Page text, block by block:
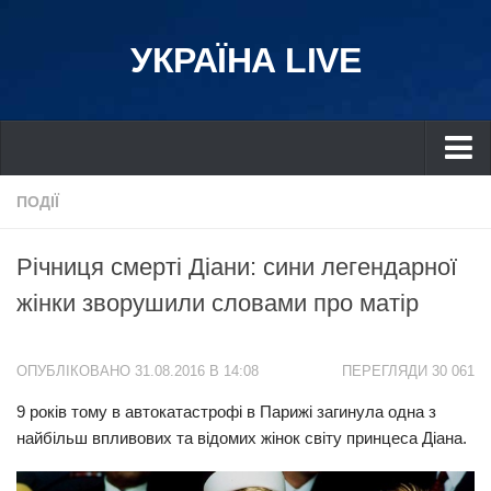
УКРАЇНА LIVE
Україна
Дніпро
Львів
Харків
Донбас
ПОДІЇ
Річниця смерті Діани: сини легендарної
жінки зворушили словами про матір
ПЕРЕГЛЯДИ 30 061
ОПУБЛІКОВАНО 31.08.2016 В 14:08
9 років тому в автокатастрофі в Парижі загинула одна з
найбільш впливових та відомих жінок світу принцеса Діана.